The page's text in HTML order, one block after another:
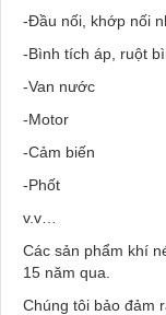
-Đầu nối, khớp nối
-Bình tích áp, ruột
-Van nước
-Motor
-Cảm biến
-Phốt
v.v…
Các sản phẩm khí
15 năm qua.
Chúng tôi bảo đảm